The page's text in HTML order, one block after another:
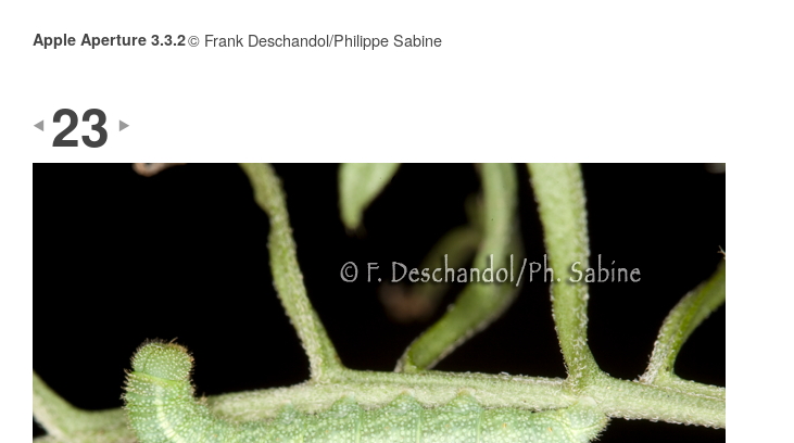
Apple Aperture 3.3.2© Frank Deschandol/Philippe Sabine
23